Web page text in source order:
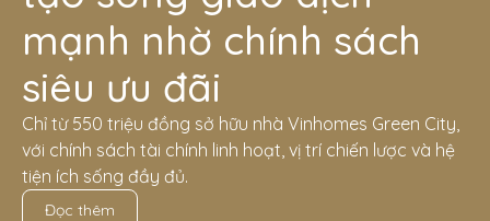
mạnh nhờ chính sách
siêu ưu đãi
Chỉ từ 550 triệu đồng sở hữu nhà Vinhomes Green City,
với chính sách tài chính linh hoạt, vị trí chiến lược và hệ
tiện ích sống đầy đủ.
Đọc thêm